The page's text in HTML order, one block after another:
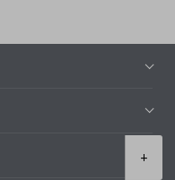
+